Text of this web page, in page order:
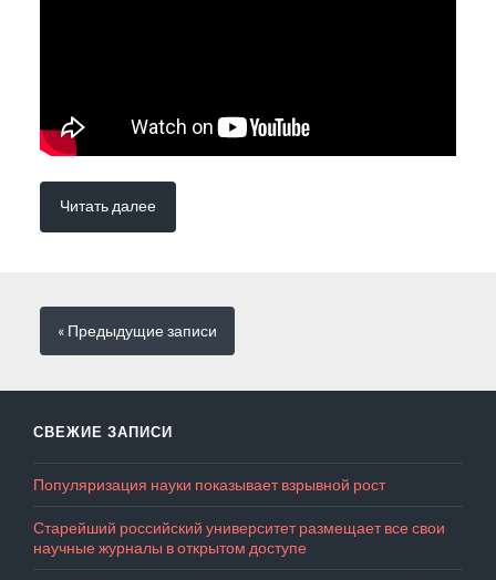
Читать далее
« Предыдущиезаписи
СВЕЖИЕ ЗАПИСИ
Популяризация науки показывает взрывной рост
Старейший российский университет размещает все свои
научные журналы в открытом доступе